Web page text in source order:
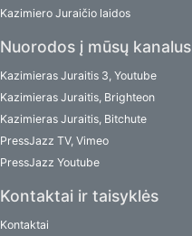
Kazimiero Juraičio laidos
Nuorodos į mūsų kanalus
Kazimieras Juraitis 3, Youtube
Kazimieras Juraitis, Brighteon
Kazimieras Juraitis, Bitchute
PressJazz TV, Vimeo
PressJazz Youtube
Kontaktai ir taisyklės
Kontaktai